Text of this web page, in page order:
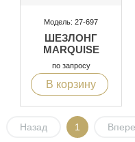
Модель: 27-697
ШЕЗЛОНГ
MARQUISE
по запросу
В корзину
Назад 1